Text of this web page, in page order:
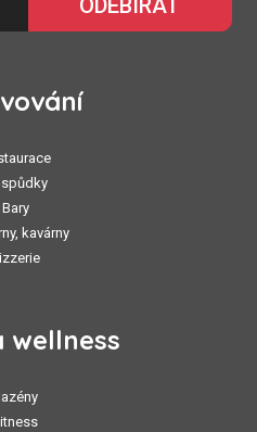
ODEBÍRAT
Bary
kavárny
wellness